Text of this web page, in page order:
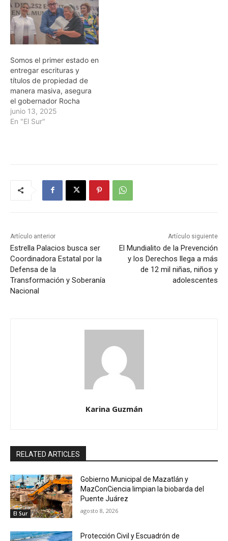
Somos el primer estado en
entregar escrituras y
títulos de propiedad de
manera masiva, asegura
el gobernador Rocha
junio 13, 2025
En "El Sur"
Artículo anterior
Estrella Palacios busca ser
Coordinadora Estatal por la
Defensa de la
Transformación y Soberanía
Nacional
Artículo siguiente
El Mundialito de la Prevención
y los Derechos llega a más
de 12 mil niñas, niños y
adolescentes
Karina Guzmán
RELATED ARTICLES
El Sur
Gobierno Municipal de Mazatlán y
MazConCiencia limpian la biobarda del
Puente Juárez
agosto 8, 2026
Protección Civil y Escuadrón de